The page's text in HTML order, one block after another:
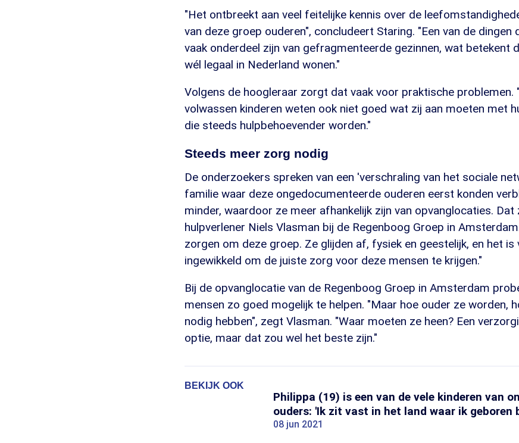
"Het ontbreekt aan veel feitelijke kennis over de
van deze groep ouderen", concludeert Staring. "Een van de dingen
vaak onderdeel zijn van gefragmenteerde gezinnen, wat betekent
wél legaal in Nederland wonen."
Volgens de hoogleraar zorgt dat vaak voor praktische problemen.
volwassen kinderen weten ook niet goed wat zij aan moeten met
die steeds hulpbehoevender worden."
Steeds meer zorg nodig
De onderzoekers spreken van een 'verschraling van het sociale
familie waar deze ongedocumenteerde ouderen eerst konden
minder, waardoor ze meer afhankelijk zijn van opvanglocaties. Dat
hulpverlener Niels Vlasman bij de Regenboog Groep in
zorgen om deze groep. Ze glijden af, fysiek en geestelijk, en het is
ingewikkeld om de juiste zorg voor deze mensen te krijgen."
Bij de opvanglocatie van de Regenboog Groep in Amsterdam
mensen zo goed mogelijk te helpen. "Maar hoe ouder ze worden,
nodig hebben", zegt Vlasman. "Waar moeten ze heen? Een
optie, maar dat zou wel het beste zijn."
BEKIJK OOK
Philippa (19) is een van de vele kinderen van
ouders: 'Ik zit vast in het land waar ik geboren
08 jun 2021